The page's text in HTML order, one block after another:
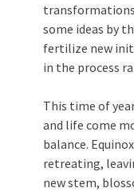
some ideas by
fertilize new
in the process
This time of
and life come
balance.
retreating,
new stem,